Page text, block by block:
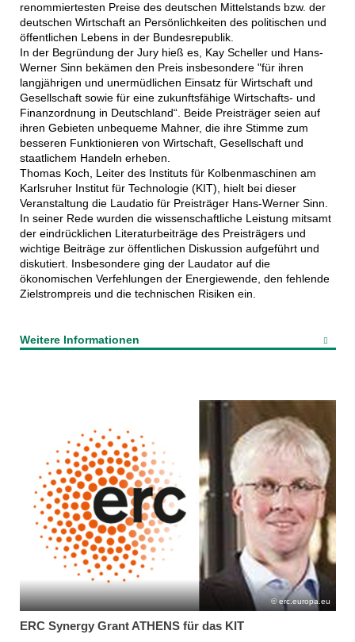
renommiertesten Preise des deutschen Mittelstands bzw. der
deutschen Wirtschaft an Persönlichkeiten des politischen und
öffentlichen Lebens in der Bundesrepublik.
In der Begründung der Jury hieß es, Kay Scheller und Hans-
Werner Sinn bekämen den Preis insbesondere "für ihren
langjährigen und unermüdlichen Einsatz für Wirtschaft und
Gesellschaft sowie für eine zukunftsfähige Wirtschafts- und
Finanzordnung in Deutschland“. Beide Preisträger seien auf
ihren Gebieten unbequeme Mahner, die ihre Stimme zum
besseren Funktionieren von Wirtschaft, Gesellschaft und
staatlichem Handeln erheben.
Thomas Koch, Leiter des Instituts für Kolbenmaschinen am
Karlsruher Institut für Technologie (KIT), hielt bei dieser
Veranstaltung die Laudatio für Preisträger Hans-Werner Sinn.
In seiner Rede wurden die wissenschaftliche Leistung mitsamt
der eindrücklichen Literaturbeiträge des Preisträgers und
wichtige Beiträge zur öffentlichen Diskussion aufgeführt und
diskutiert. Insbesondere ging der Laudator auf die
ökonomischen Verfehlungen der Energiewende, den fehlende
Zielstrompreis und die technischen Risiken ein.
Weitere Informationen
erc.europa.eu
ERC Synergy Grant ATHENS für das KIT